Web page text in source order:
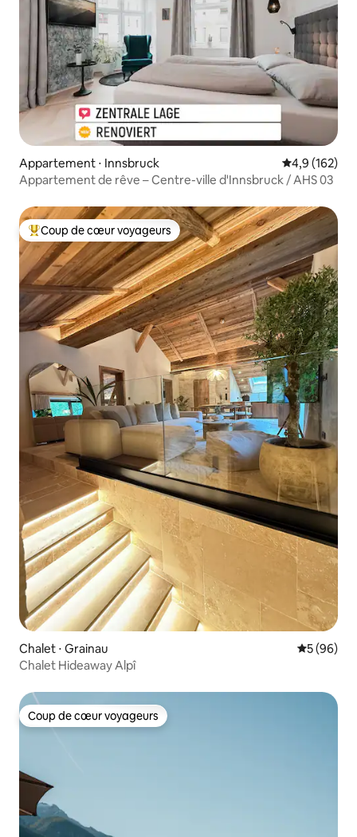
Appartement ⋅ Innsbruck Évaluation
4,9 (162)
Appartement de rêve – Centre-ville d'Innsbruck / AHS 03
Coups de cœur voyageurs les plus appréciés
Coup de cœur voyageurs
Chalet ⋅ Grainau
5 (96)
Chalet Hideaway Alpî
Coup de cœur voyageurs
Coup de cœur voyageurs